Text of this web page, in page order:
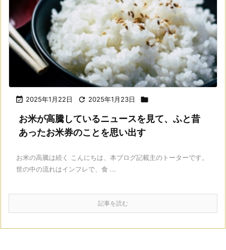
 2025年1月22日  2025年1月23日 
お米が高騰しているニュースを見て、ふと昔
あったお米券のことを思い出す
お米の高騰は続く こんにちは、本ブログ記載主のトーターです。
世の中の流れはインフレで、食 ...
記事を読む